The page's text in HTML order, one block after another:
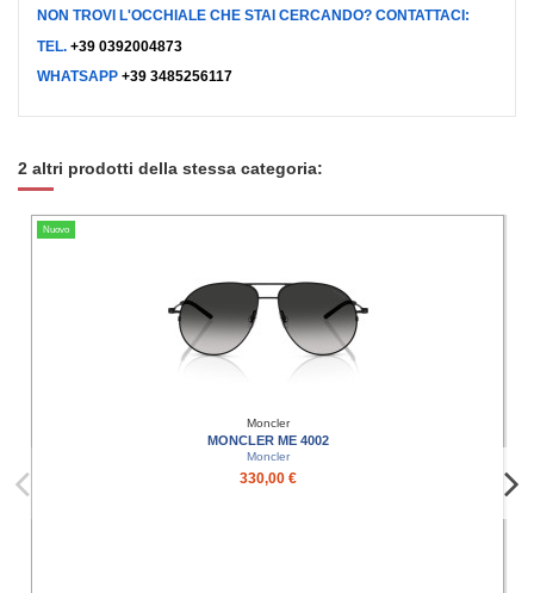
NON TROVI L'OCCHIALE CHE STAI CERCANDO? CONTATTACI:
TEL. +39 0392004873
WHATSAPP +39 3485256117
2 altri prodotti della stessa categoria:
Nuovo
Moncler
MONCLER ME 4002
Moncler
330,00 €